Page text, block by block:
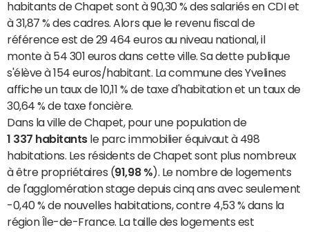
habitants de Chapet sont à 90,30 % des salariés en CDI et
à 31,87 % des cadres. Alors que le revenu fiscal de
référence est de 29 464 euros au niveau national, il
monte à 54 301 euros dans cette ville. Sa dette publique
s'élève à 154 euros/habitant. La commune des Yvelines
affiche un taux de 10,11 % de taxe d'habitation et un taux de
30,64 % de taxe foncière.
Dans la ville de Chapet, pour une population de
1 337 habitantsle parc immobilier équivaut à 498
habitations. Les résidents de Chapet sont plus nombreux
à être propriétaires (91,98 %). Le nombre de logements
de l'agglomération stage depuis cinq ans avec seulement
-0,40 % de nouvelles habitations, contre 4,53 % dans la
région Île-de-France. La taille des logements est